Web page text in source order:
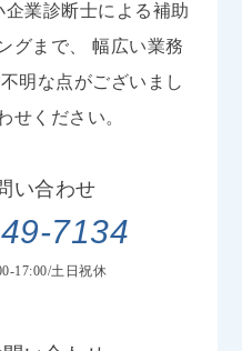
企業診断士による補助
グまで、
幅広い業務
明な点がございまし
せください。
い合わせ
7134
17:00/土日祝休